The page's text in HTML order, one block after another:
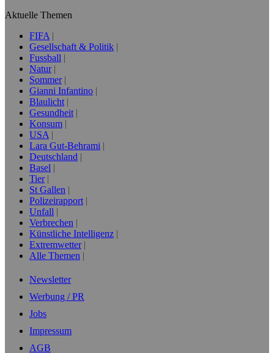
Aktuelle Themen
FIFA
Gesellschaft & Politik
Fussball
Natur
Sommer
Gianni Infantino
Blaulicht
Gesundheit
Konsum
USA
Lara Gut-Behrami
Deutschland
Basel
Tier
St Gallen
Polizeirapport
Unfall
Verbrechen
Künstliche Intelligenz
Extremwetter
Alle Themen
Newsletter
Werbung / PR
Jobs
Impressum
AGB